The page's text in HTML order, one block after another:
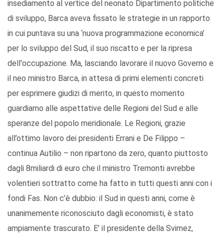
insediamento al vertice del neonato Dipartimento politiche
di sviluppo, Barca aveva fissato le strategie in un rapporto
in cui puntava su una ‘nuova programmazione economica’
per lo sviluppo del Sud, il suo riscatto e per la ripresa
dell'occupazione. Ma, lasciando lavorare il nuovo Governo e
il neo ministro Barca, in attesa di primi elementi concreti
per esprimere giudizi di merito, in questo momento
guardiamo alle aspettative delle Regioni del Sud e alle
speranze del popolo meridionale. Le Regioni, grazie
all’ottimo lavoro dei presidenti Errani e De Filippo –
continua Autilio – non ripartono da zero, quanto piuttosto
dagli 8miliardi di euro che il ministro Tremonti avrebbe
volentieri sottratto come ha fatto in tutti questi anni con i
fondi Fas. Non c’è dubbio: il Sud in questi anni, come è
unanimemente riconosciuto dagli economisti, è stato
ampiamente trascurato. E’ il presidente della Svimez,